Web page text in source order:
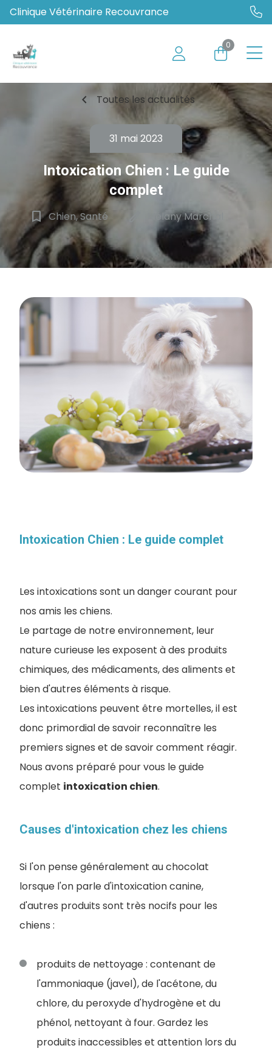
Clinique Vétérinaire Recouvrance
0
chevron_left Toutes les actualités
31 mai 2023
Intoxication Chien : Le guide
complet
bookmark_border Chien, Santé Mélany Marchal
Intoxication Chien : Le guide complet
Les intoxications sont un danger courant pour
nos amis les chiens.
Le partage de notre environnement, leur
nature curieuse les exposent à des produits
chimiques, des médicaments, des aliments et
bien d'autres éléments à risque.
Les intoxications peuvent être mortelles, il est
donc primordial de savoir reconnaître les
premiers signes et de savoir comment réagir.
Nous avons préparé pour vous le guide
complet intoxication chien.
Causes d'intoxication chez les chiens
Si l'on pense généralement au chocolat
lorsque l'on parle d'intoxication canine,
d'autres produits sont très nocifs pour les
chiens :
produits de nettoyage : contenant de
l'ammoniaque (javel), de l'acétone, du
chlore, du peroxyde d'hydrogène et du
phénol, nettoyant à four. Gardez les
produits inaccessibles et attention lors du